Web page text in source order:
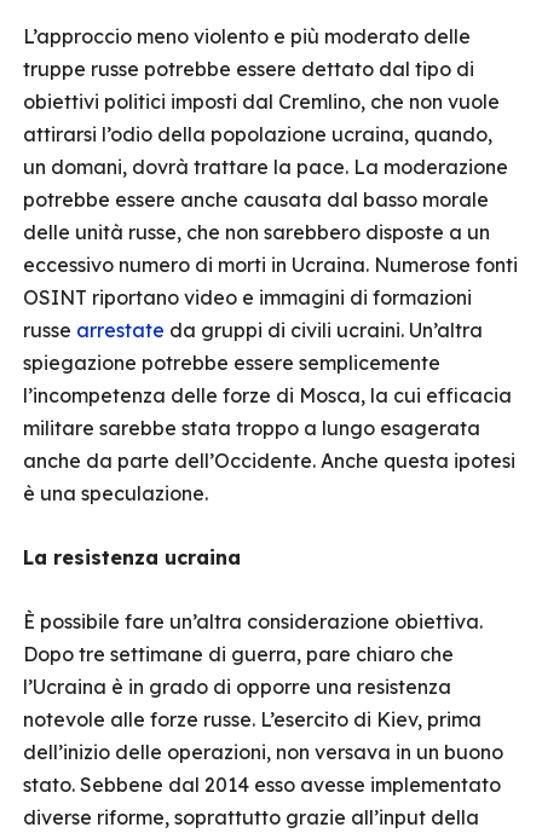
L’approccio meno violento e più moderato delle
truppe russe potrebbe essere dettato dal tipo di
obiettivi politici imposti dal Cremlino, che non vuole
attirarsi l’odio della popolazione ucraina, quando,
un domani, dovrà trattare la pace. La moderazione
potrebbe essere anche causata dal basso morale
delle unità russe, che non sarebbero disposte a un
eccessivo numero di morti in Ucraina. Numerose fonti
OSINT riportano video e immagini di formazioni
russe arrestate da gruppi di civili ucraini. Un’altra
spiegazione potrebbe essere semplicemente
l’incompetenza delle forze di Mosca, la cui efficacia
militare sarebbe stata troppo a lungo esagerata
anche da parte dell’Occidente. Anche questa ipotesi
è una speculazione.
La resistenza ucraina
È possibile fare un’altra considerazione obiettiva.
Dopo tre settimane di guerra, pare chiaro che
l’Ucraina è in grado di opporre una resistenza
notevole alle forze russe. L’esercito di Kiev, prima
dell’inizio delle operazioni, non versava in un buono
stato. Sebbene dal 2014 esso avesse implementato
diverse riforme, soprattutto grazie all’input della